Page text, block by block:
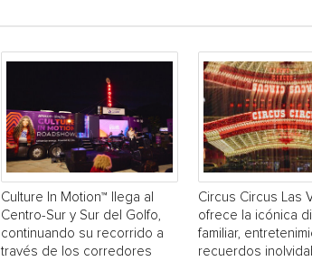
Culture In Motion™ llega al
Centro-Sur y Sur del Golfo,
continuando su recorrido a
través de los corredores
Circus Circus Las
ofrece la icónica
familiar,
recuerdos